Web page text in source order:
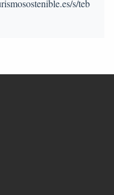
s/teb